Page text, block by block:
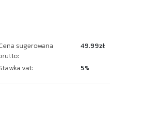
sugerowana
49.99zł
vat: 5%